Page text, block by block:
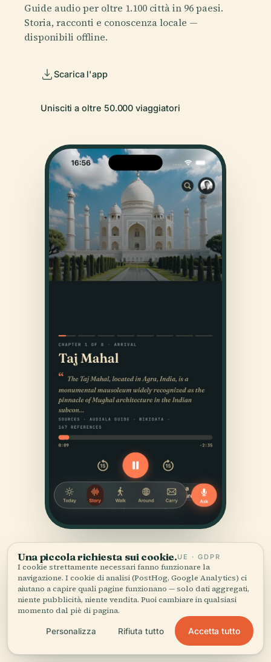
Guide audio per oltre 1.100 città in 96 paesi.
Storia, racconti e conoscenza locale —
disponibili offline.
Scarica l'app
Unisciti a oltre 50.000 viaggiatori
FONTI
Verificato,e mostrato.
Una piccola richiesta sui cookie.UE · GDPR
I cookie strettamente necessari fanno funzionare la
navigazione. I cookie di analisi (PostHog, Google Analytics) ci
aiutano a capire quali pagine funzionano — solo dati aggregati,
niente pubblicità, niente vendita. Puoi cambiare in qualsiasi
momento dal piè di pagina.
Personalizza Rifiuta tutto Accetta tutto